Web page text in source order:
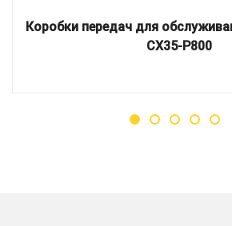
Коробки передач для
CX35-P800